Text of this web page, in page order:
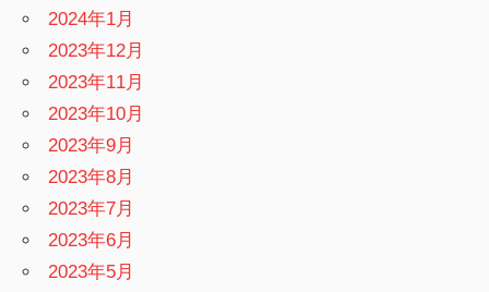
2024年1月
2023年12月
2023年11月
2023年10月
2023年9月
2023年8月
2023年7月
2023年6月
2023年5月